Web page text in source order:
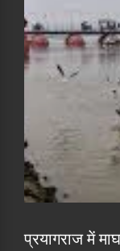
प्रयागराज में